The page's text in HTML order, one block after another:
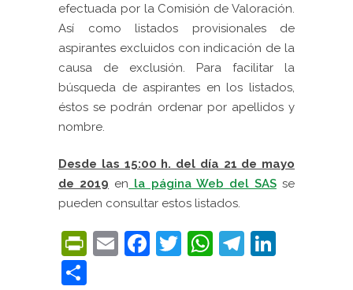
efectuada por la Comisión de Valoración.
Así como listados provisionales de
aspirantes excluidos con indicación de la
causa de exclusión. Para facilitar la
búsqueda de aspirantes en los listados,
éstos se podrán ordenar por apellidos y
nombre.
Desde las 15:00 h. del día 21 de mayo
de 2019 en la página Web del SASse
pueden consultar estos listados.
PrintFriendly
EmailFacebook
Twitter
WhatsApp